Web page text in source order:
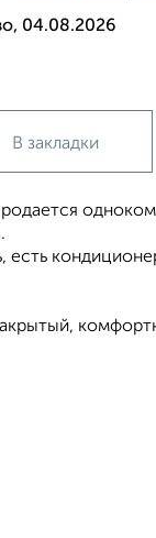
04.08.2026
В закладки
eсть